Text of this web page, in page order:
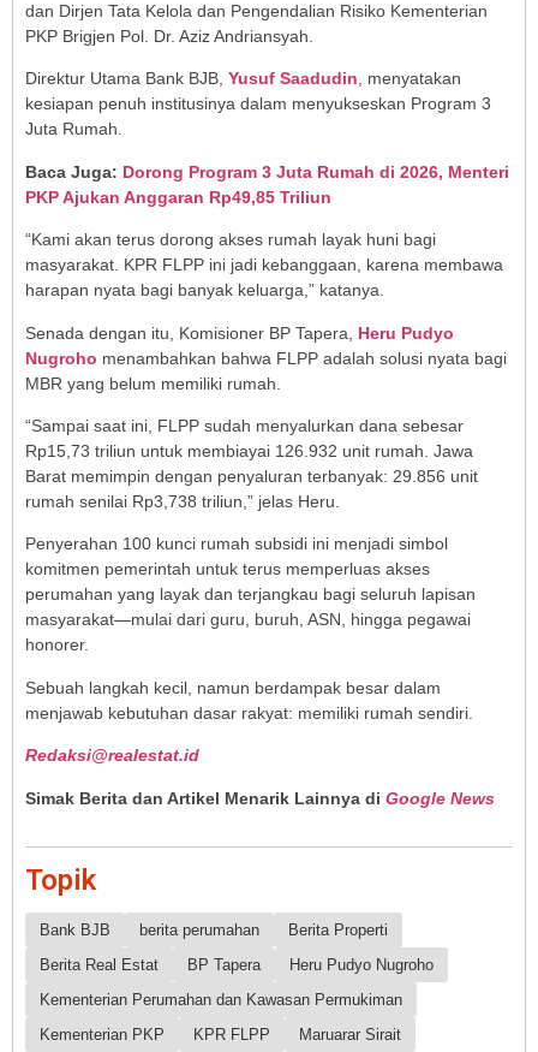
dan Dirjen Tata Kelola dan Pengendalian Risiko Kementerian
PKP Brigjen Pol. Dr. Aziz Andriansyah.
Direktur Utama Bank BJB, Yusuf Saadudin, menyatakan
kesiapan penuh institusinya dalam menyukseskan Program 3
Juta Rumah.
Baca Juga: Dorong Program 3 Juta Rumah di 2026, Menteri
PKP Ajukan Anggaran Rp49,85 Triliun
“Kami akan terus dorong akses rumah layak huni bagi
masyarakat. KPR FLPP ini jadi kebanggaan, karena membawa
harapan nyata bagi banyak keluarga,” katanya.
Senada dengan itu, Komisioner BP Tapera, Heru Pudyo
Nugroho menambahkan bahwa FLPP adalah solusi nyata bagi
MBR yang belum memiliki rumah.
“Sampai saat ini, FLPP sudah menyalurkan dana sebesar
Rp15,73 triliun untuk membiayai 126.932 unit rumah. Jawa
Barat memimpin dengan penyaluran terbanyak: 29.856 unit
rumah senilai Rp3,738 triliun,” jelas Heru.
Penyerahan 100 kunci rumah subsidi ini menjadi simbol
komitmen pemerintah untuk terus memperluas akses
perumahan yang layak dan terjangkau bagi seluruh lapisan
masyarakat—mulai dari guru, buruh, ASN, hingga pegawai
honorer.
Sebuah langkah kecil, namun berdampak besar dalam
menjawab kebutuhan dasar rakyat: memiliki rumah sendiri.
Redaksi@realestat.id
Simak Berita dan Artikel Menarik Lainnya di Google News
Topik
Bank BJB berita perumahan
Berita Properti
Berita Real Estat
BP Tapera
Heru Pudyo Nugroho
Kementerian Perumahan dan Kawasan Permukiman
Kementerian PKP
KPR FLPP Maruarar Sirait